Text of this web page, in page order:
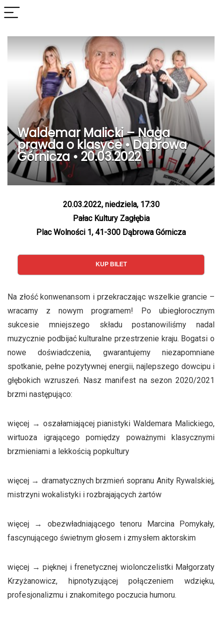
Waldemar Malicki – Naga
prawda o klasyce • Dąbrowa
Górnicza • 20.03.2022
20.03.2022, niedziela, 17:30
Pałac Kultury Zagłębia
Plac Wolności 1, 41-300 Dąbrowa Górnicza
KUP BILET
Na złość konwenansom i przekraczając wszelkie grancie –
wracamy z nowym programem! Po ubiegłorocznym
sukcesie mniejszego składu postanowiliśmy nadal
muzycznie podbijać kulturalne przestrzenie kraju. Bogatsi o
nowe doświadczenia, gwarantujemy niezapomniane
spotkanie, pełne pozytywnej energii, najlepszego dowcipu i
głębokich wzruszeń. Nasz manifest na sezon 2020/2021
brzmi następująco:
więcej → oszałamiającej pianistyki Waldemara Malickiego,
wirtuoza igrającego pomiędzy poważnymi klasycznymi
brzmieniami a lekkością popkultury
więcej → dramatycznych brzmień sopranu Anity Rywalskiej,
mistrzyni wokalistyki i rozbrajających żartów
więcej → obezwładniającego tenoru Marcina Pomykały,
fascynującego świetnym głosem i zmysłem aktorskim
więcej → pięknej i frenetycznej wiolonczelistki Małgorzaty
Krzyżanowicz, hipnotyzującej połączeniem wdzięku,
profesjonalizmu i znakomitego poczucia humoru.